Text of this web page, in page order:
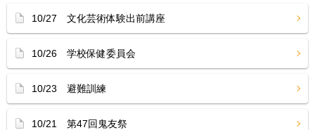
10/27 文化芸術体験出前講座
10/26 学校保健委員会
10/23 避難訓練
10/21 第47回鬼友祭